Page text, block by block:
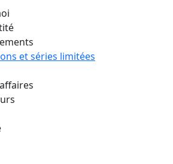
et séries limitées